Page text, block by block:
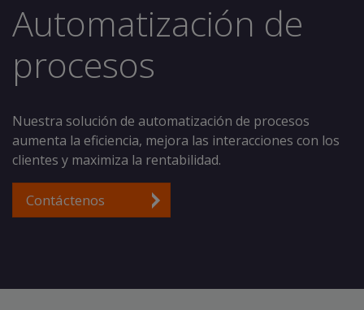
Automatización de
procesos
Nuestra solución de automatización de procesos
aumenta la eficiencia, mejora las interacciones con los
clientes y maximiza la rentabilidad.
Contáctenos